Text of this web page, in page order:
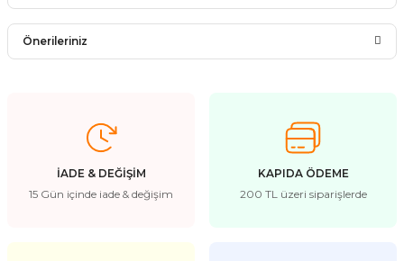
Bu ürüne ilk yorumu siz yapın!
Önerileriniz
kullanarak tarafımıza iletebilirsiniz.
Görüş ve önerileriniz için teşekkür ederiz.
Ürün resmi kalitesiz, bozuk veya görüntülenemiyor.
İADE & DEĞİŞİM
15 Gün içinde iade & değişim
KAPIDA ÖDEME
200 TL üzeri siparişlerde